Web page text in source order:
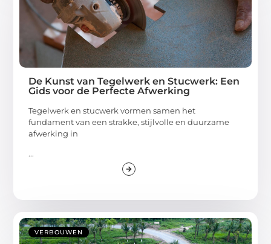
De Kunst van Tegelwerk en Stucwerk: Een
Gids voor de Perfecte Afwerking
Tegelwerk en stucwerk vormen samen het
fundament van een strakke, stijlvolle en duurzame
afwerking in
...
VERBOUWEN